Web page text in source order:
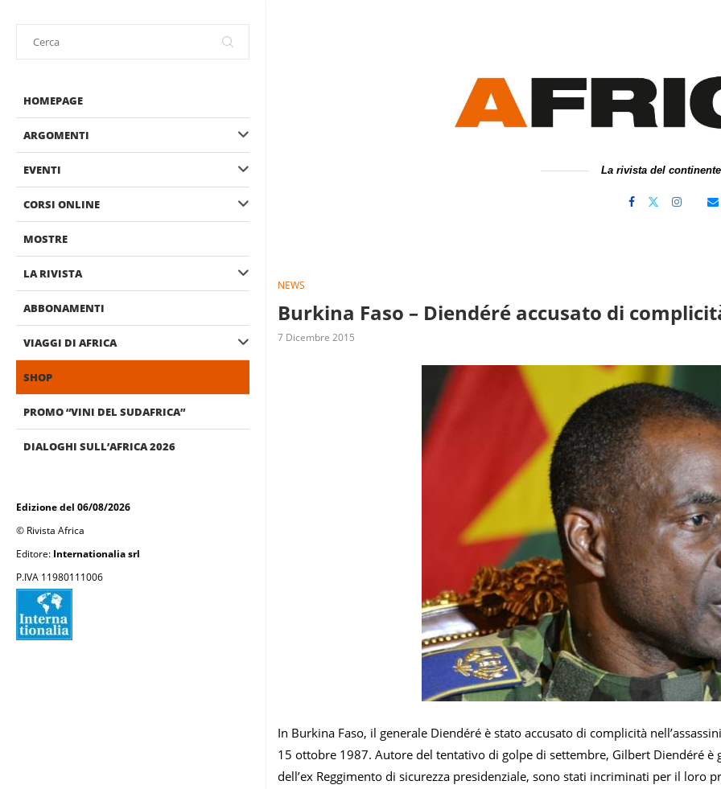
HOMEPAGE
ARGOMENTI
EVENTI
CORSI ONLINE
MOSTRE
LA RIVISTA
ABBONAMENTI
VIAGGI DI AFRICA
SHOP
PROMO “VINI DEL SUDAFRICA”
DIALOGHI SULL’AFRICA 2026
Edizione del 06/08/2026
© Rivista Africa
Editore: Internationalia srl
P.IVA 11980111006
La rivista del
NEWS
Burkina Faso – Diendéré accusato di
7 Dicembre 2015
In Burkina Faso, il generale Diendéré è stato accusato di complicità
15 ottobre 1987. Autore del tentativo di golpe di settembre, Gilbert Diendéré è
dell’ex Reggimento di sicurezza presidenziale, sono stati incriminati per il loro